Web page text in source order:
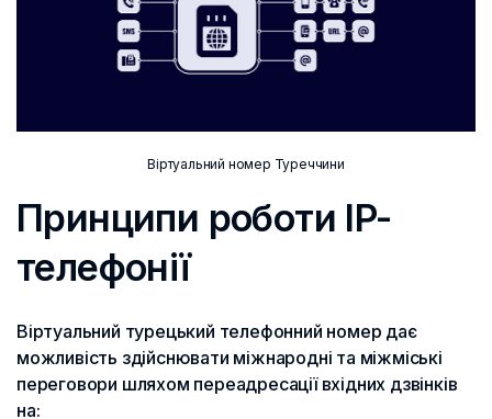
Віртуальний номер Туреччини
Принципи роботи IP-
телефонії
Віртуальний турецький телефонний номер дає
можливість здійснювати міжнародні та міжміські
переговори шляхом переадресації вхідних дзвінків
на: